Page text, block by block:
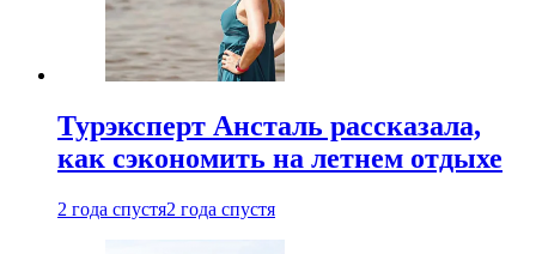
Турэксперт Ансталь рассказала,
как сэкономить на летнем отдыхе
2 года спустя2 года спустя